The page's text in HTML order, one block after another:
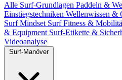
Alle Surf-Grundlagen Paddeln &
Einstiegstechniken Wellenwissen &
Surf Mindset Surf Fitness &
& Equipment Surf-Etikette &
Videoanalyse
Surf-Manöver